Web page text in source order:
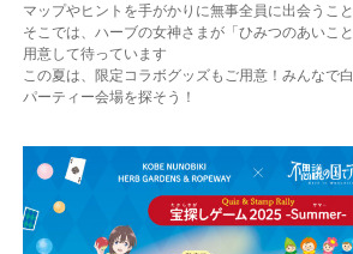
マップやヒントを手がかりに無事全員に出会うこ
そこでは、ハーブの女神さまが「ひみつのあいこ
用意して待っています
この夏は、限定コラボグッズもご用意！みんなで
パーティー会場を探そう！